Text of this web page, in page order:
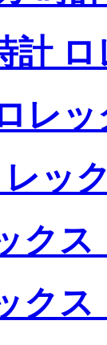
計
レ
レッ
クス
クス